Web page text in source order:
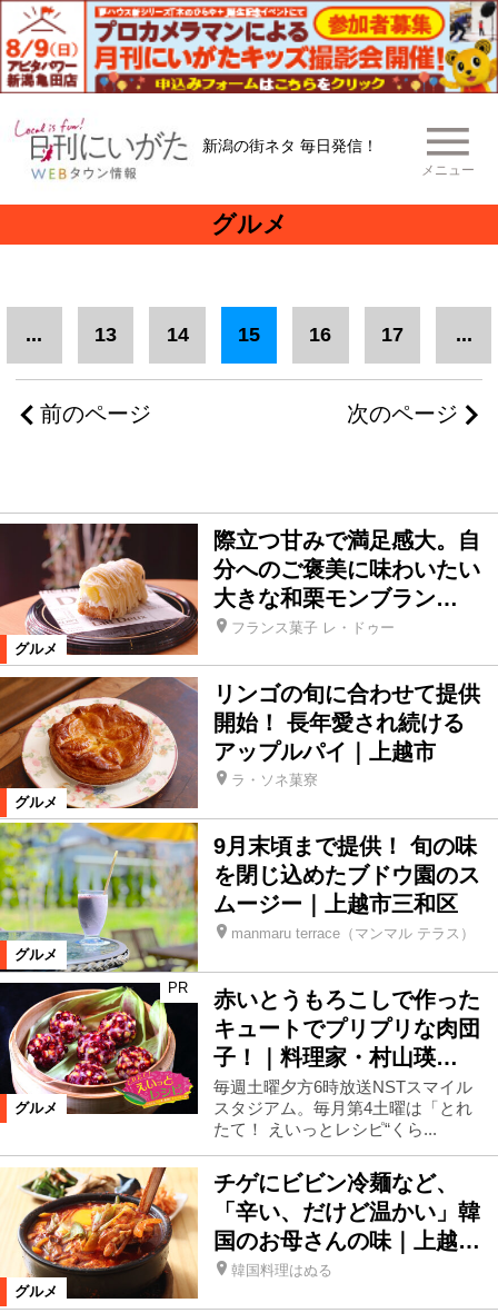
新潟の街ネタ 毎日発信！
メニュー
グルメ
前のページ
... 13 14 15 16 17 ...
次のページ
グルメ
際立つ甘みで満足感大。自
分へのご褒美に味わいたい
大きな和栗モンブラン…
フランス菓子 レ・ドゥー
グルメ
リンゴの旬に合わせて提供
開始！ 長年愛され続ける
アップルパイ｜上越市
ラ・ソネ菓寮
グルメ
9月末頃まで提供！ 旬の味
を閉じ込めたブドウ園のス
ムージー｜上越市三和区
manmaru terrace（マンマル テラス）
グルメ
PR
赤いとうもろこしで作った
キュートでプリプリな肉団
子！｜料理家・村山瑛…
毎週土曜夕方6時放送NSTスマイル
スタジアム。毎月第4土曜は「とれ
たて！ えいっとレシピ“くら...
グルメ
チゲにビビン冷麺など、
「辛い、だけど温かい」韓
国のお母さんの味｜上越…
韓国料理はぬる